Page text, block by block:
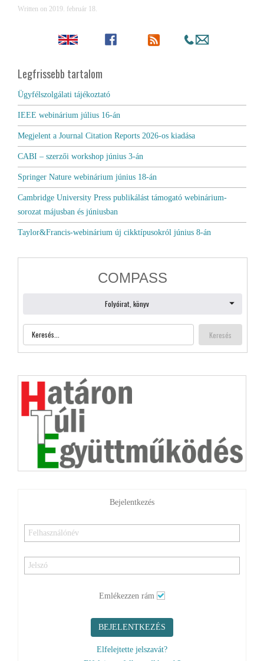
Written on 2019. február 18.
Legfrissebb tartalom
Ügyfélszolgálati tájékoztató
IEEE webinárium július 16-án
Megjelent a Journal Citation Reports 2026-os kiadása
CABI – szerzői workshop június 3-án
Springer Nature webinárium június 18-án
Cambridge University Press publikálást támogató webinárium-
sorozat májusban és júniusban
Taylor&Francis-webinárium új cikktípusokról június 8-án
Bejelentkezés
Emlékezzen rám
BEJELENTKEZÉS
Elfelejtette jelszavát?